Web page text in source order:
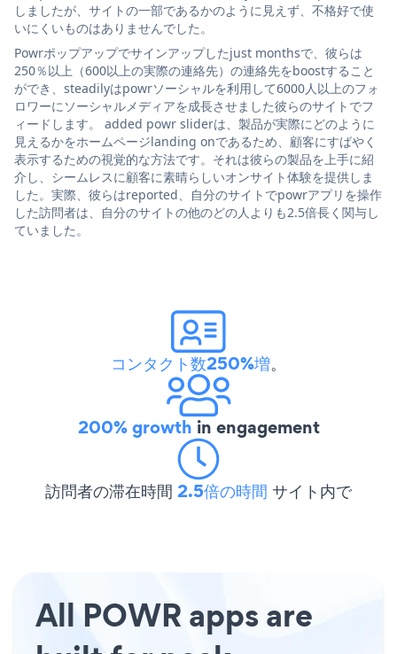
しましたが、サイトの一部であるかのように見えず、不格好で使
いにくいものはありませんでした。
Powrポップアップでサインアップしたjust monthsで、彼らは
250％以上（600以上の実際の連絡先）の連絡先をboostすること
ができ、steadilyはpowrソーシャルを利用して6000人以上のフォ
ロワーにソーシャルメディアを成長させました彼らのサイトでフ
ィードします。 added powr sliderは、製品が実際にどのように
見えるかをホームページlanding onであるため、顧客にすばやく
表示するための視覚的な方法です。それは彼らの製品を上手に紹
介し、シームレスに顧客に素晴らしいオンサイト体験を提供しま
した。実際、彼らはreported、自分のサイトでpowrアプリを操作
した訪問者は、自分のサイトの他のどの人よりも2.5倍長く関与し
ていました。
コンタクト数250%増。
200% growth in engagement
訪問者の滞在時間 2.5倍の時間 サイト内で
All POWR apps are